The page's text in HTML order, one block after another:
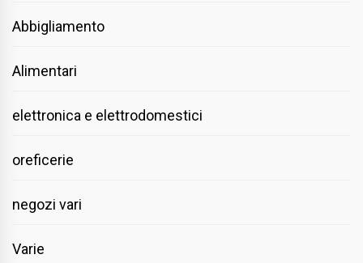
Abbigliamento
Alimentari
elettronica e elettrodomestici
oreficerie
negozi vari
Varie